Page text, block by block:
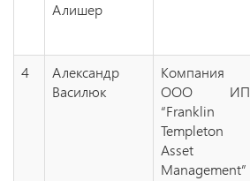
Алишер
4
Александр
Василюк
Компания
ООО ИП
“Franklin
Templeton
Asset
Management”